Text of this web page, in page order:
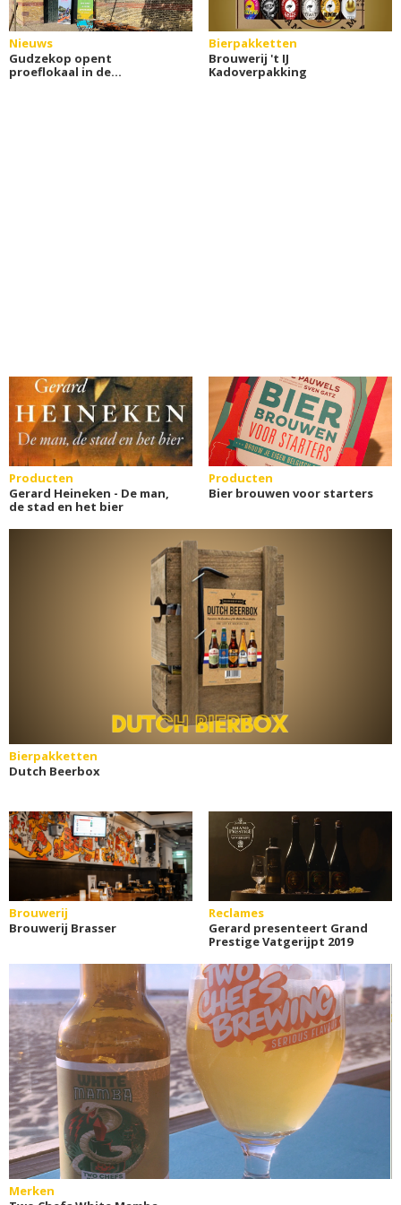
Nieuws
Gudzekop opent
proeflokaal in de
Bierpakketten
Brouwerij 't IJ
Kadoverpakking
Producten
Gerard Heineken - De man,
de stad en het bier
Producten
Bier brouwen voor starters
Bierpakketten
Dutch Beerbox
Brouwerij
Brouwerij Brasser
Reclames
Gerard presenteert Grand
Prestige Vatgerijpt 2019
Merken